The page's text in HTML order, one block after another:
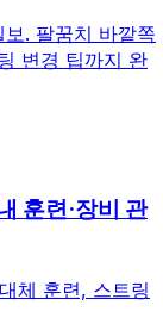
. 팔꿈치 바깥쪽
변경 팁까지 완
훈련·장비 관
체 훈련, 스트링